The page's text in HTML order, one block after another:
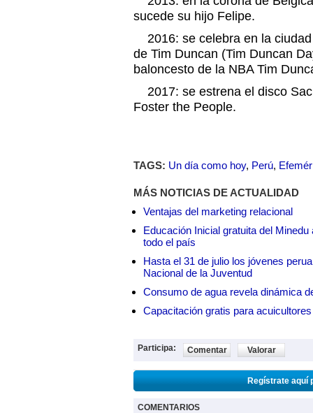
sucede su hijo Felipe.
2016: se celebra en la
de Tim Duncan (Tim Duncan
baloncesto de la NBA Tim
2017: se estrena el disco
Foster the People.
TAGS: Un día como hoy, Perú,
MÁS NOTICIAS DE ACTUALIDAD
Ventajas del marketing relacional
Educación Inicial gratuita del
todo el país
Hasta el 31 de julio los jóvenes
Nacional de la Juventud
Consumo de agua revela dinámica
Capacitación gratis para
Participa: Comentar Valorar
Regístrate aquí
COMENTARIOS